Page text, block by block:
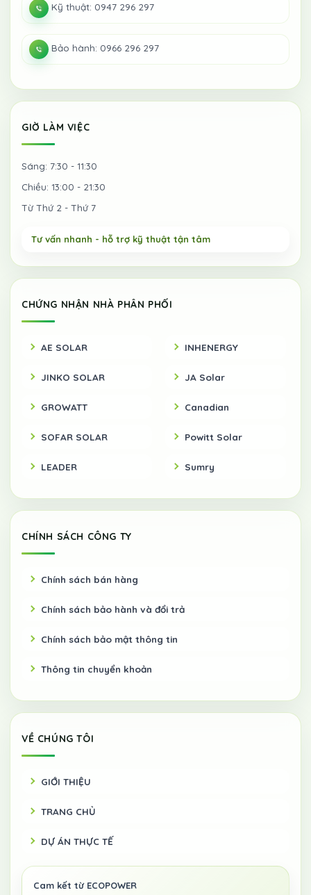
Kỹ thuật: 0947 296 297
Bảo hành: 0966 296 297
GIỜ LÀM VIỆC
Sáng: 7:30 - 11:30
Chiều: 13:00 - 21:30
Từ Thứ 2 - Thứ 7
CHỨNG NHẬN NHÀ PHÂN PHỐI
AE SOLAR
JINKO SOLAR
GROWATT
SOFAR SOLAR
LEADER
INHENERGY
JA Solar
Canadian
Powitt Solar
Sumry
CHÍNH SÁCH CÔNG TY
Chính sách bán hàng
Chính sách bảo hành và đổi trả
Chính sách bảo mật thông tin
Thông tin chuyển khoản
VỀ CHÚNG TÔI
GIỚI THIỆU
TRANG CHỦ
DỰ ÁN THỰC TẾ